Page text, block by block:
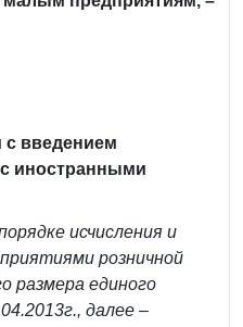
с введением
иностранными
исчисления и
розничной
размера единого
далее –